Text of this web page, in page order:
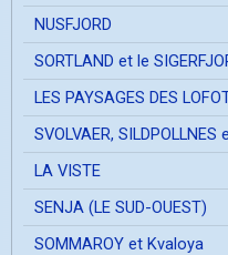
NUSFJORD
SORTLAND et le
LES PAYSAGES DES
SVOLVAER, SILDPOLLNES
LA VISTE
SENJA (LE SUD-OUEST)
SOMMAROY et Kvaloya